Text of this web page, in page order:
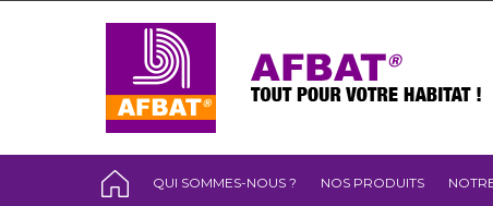
QUI SOMMES-NOUS ? NOS PRODUITS